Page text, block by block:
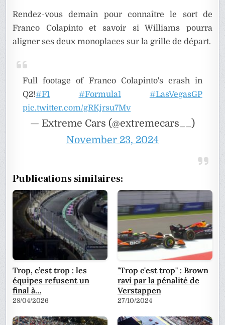
Rendez-vous demain pour connaître le sort de
Franco Colapinto et savoir si Williams pourra
aligner ses deux monoplaces sur la grille de départ.
Full footage of Franco Colapinto's crash in
Q2!#F1 #Formula1
#LasVegasGP
pic.twitter.com/gRKjrsu7Mv
— Extreme Cars (@extremecars__)
November 23, 2024
Publications similaires:
Trop, c’est trop : les
équipes refusent un
final à…
28/04/2026
"Trop c'est trop" : Brown
ravi par la pénalité de
Verstappen
27/10/2024